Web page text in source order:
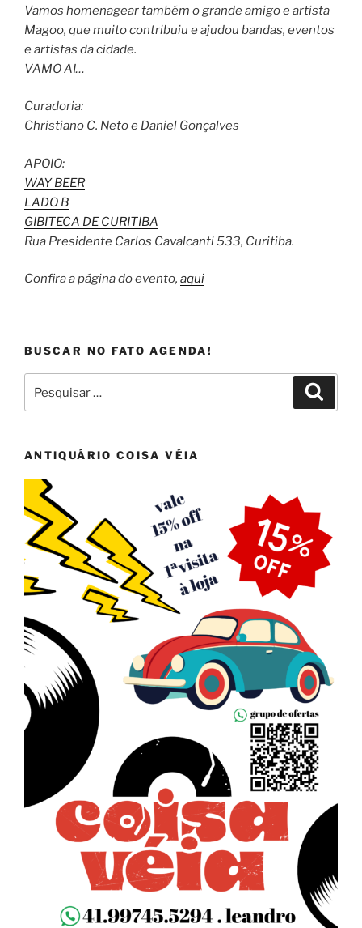
Vamos homenagear também o grande amigo e artista
Magoo, que muito contribuiu e ajudou bandas, eventos
e artistas da cidade.
VAMO AI…
Curadoria:
Christiano C. Neto e Daniel Gonçalves
APOIO:
WAY BEER
LADO B
GIBITECA DE CURITIBA
Rua Presidente Carlos Cavalcanti 533, Curitiba.
Confira a página do evento, aqui
BUSCAR NO FATO AGENDA!
por:
ANTIQUÁRIO COISA VÉIA